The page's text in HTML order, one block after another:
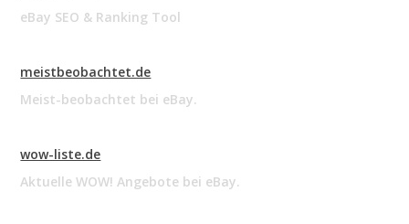
eBay SEO & Ranking Tool
meistbeobachtet.de
Meist-beobachtet bei eBay.
wow-liste.de
Aktuelle WOW! Angebote bei eBay.